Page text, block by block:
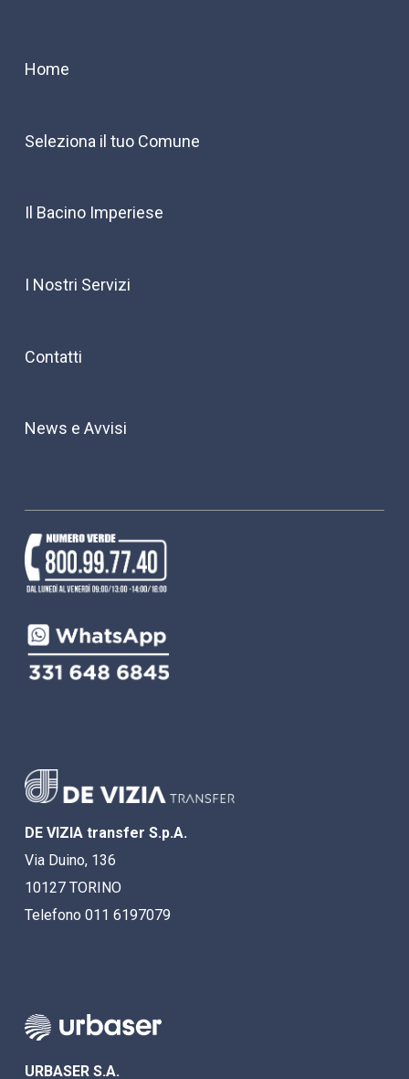
Home
Seleziona il tuo Comune
Il Bacino Imperiese
I Nostri Servizi
Contatti
News e Avvisi
DE VIZIA transfer S.p.A.
Via Duino, 136
10127 TORINO
Telefono 011 6197079
URBASER S.A.